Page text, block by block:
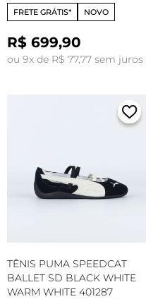
FRETE GRÁTIS* NOVO
R$ 699,90
ou 9x de R$ 77,77 sem juros
TÊNIS PUMA SPEEDCAT
BALLET SD BLACK WHITE
WARM WHITE 401287